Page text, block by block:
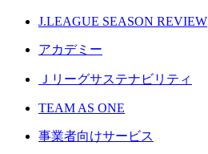
J.LEAGUE SEASON REVIEW
アカデミー
Ｊリーグサステナビリティ
TEAM AS ONE
事業者向けサービス